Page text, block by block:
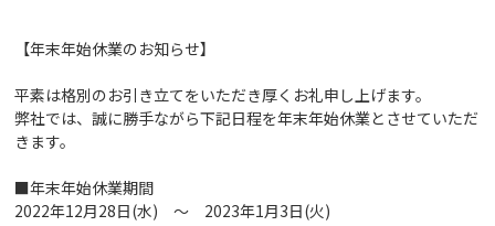
【年末年始休業のお知らせ】
平素は格別のお引き立てをいただき厚くお礼申し上げます。
弊社では、誠に勝手ながら下記日程を年末年始休業とさせていただ
きます。
■年末年始休業期間
2022年12月28日(水) ～ 2023年1月3日(火)